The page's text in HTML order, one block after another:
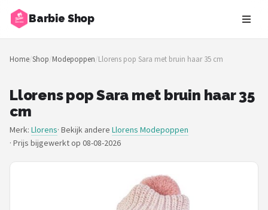
Barbie Shop
Zoeken
NAVIGATIE
Merken
Blog
Home/Shop/Modepoppen/Llorens pop Sara met bruin haar 35 cm
Llorens pop Sara met bruin haar 35
cm
Merk: Llorens· Bekijk andere Llorens Modepoppen
· Prijs bijgewerkt op 08-08-2026